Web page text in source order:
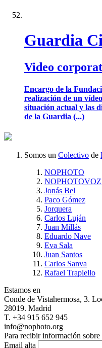
Guardia
Video
Encargo de la
realización de un
situación actual y las
de la Guardia (...)
Somos un Colectivo de
NOPHOTO
NOPHOTOVOZ
Jonás Bel
Paco Gómez
Jorquera
Carlos Luján
Juan Millás
Eduardo Nave
Eva Sala
Juan Santos
Carlos Sanva
Rafael Trapiello
Estamos en
Conde de Vistahermosa, 3.
28019. Madrid
T. +34 915 652 945
info@nophoto.org
Para recibir información sobre
Email alta